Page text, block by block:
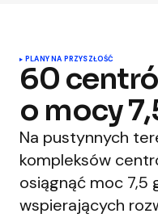
PLANY NA PRZYSZŁOŚĆ
60
o mocy
Na pustynnych
kompleksów
osiągnąć moc 7,5
wspierających